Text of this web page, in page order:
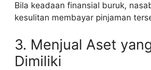
Bila keadaan finansial buruk,
kesulitan membayar pinjaman
3. Menjual Aset
Dimiliki